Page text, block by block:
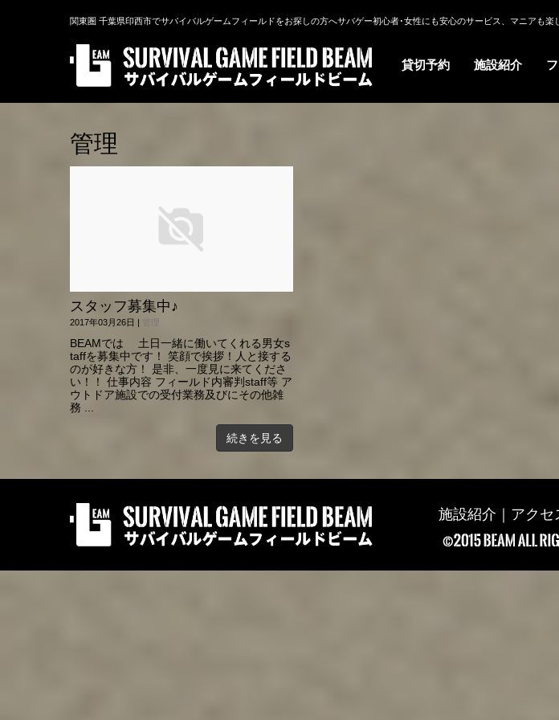
関東圏 千葉県印西市でサバイバルゲームフィールドをお探しの方へサバゲー初心者･女性にも安心のサービス、マニアも楽
貸切予約 施設紹介
管理
スタッフ募集中♪
2017年03月26日
BEAMでは 土日一緒に働いてくれる男女s
taffを募集中です！ 笑顔で挨拶！人と接する
のが好きな方！ 是非、一度見に来てくださ
い！！ 仕事内容 フィールド内審判staff等 ア
ウトドア施設での受付業務及びにその他雑
務 ...
続きを見る
施設紹介 アクセ